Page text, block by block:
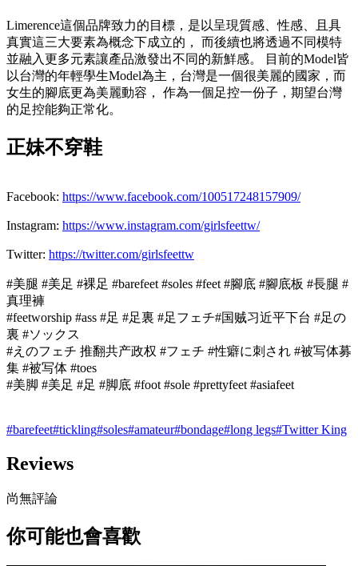
Limerence這個品牌致力的目標，是以呈現質感、性感、且具
真實這三大要素為概念下成立的， 而後續也將透過不同模特
並融入更多元素讓產品激發出不同的新鮮感。 目前的Model皆
以台灣的年輕學生Model為主，台灣是一個很美麗的國家，而
女生的腳底更為美麗動容， 作為一個足控一份子，期望台灣
的足控能夠正常化。
正妹不穿鞋
Facebook: https://www.facebook.com/100517248157909/
Instagram: https://www.instagram.com/girlsfeettw/
Twitter: https://twitter.com/girlsfeettw
#美腿 #美足 #裸足 #barefeet #soles #feet #腳底 #腳底板 #長腿 #
真理褲
#feetworship #ass #足 #足裏 #足フェチ#国贼习近平下台 #足の
裏 #ソックス
#えのフェチ 推翻共产政权 #フェチ #性癖に刺され #被写体募
集 #被写体 #toes
#美脚 #美足 #足 #脚底 #foot #sole #prettyfeet #asiafeet
#barefeet#tickling#soles#amateur#bondage#long legs#Twitter King
Reviews
尚無評論
你可能也會喜歡